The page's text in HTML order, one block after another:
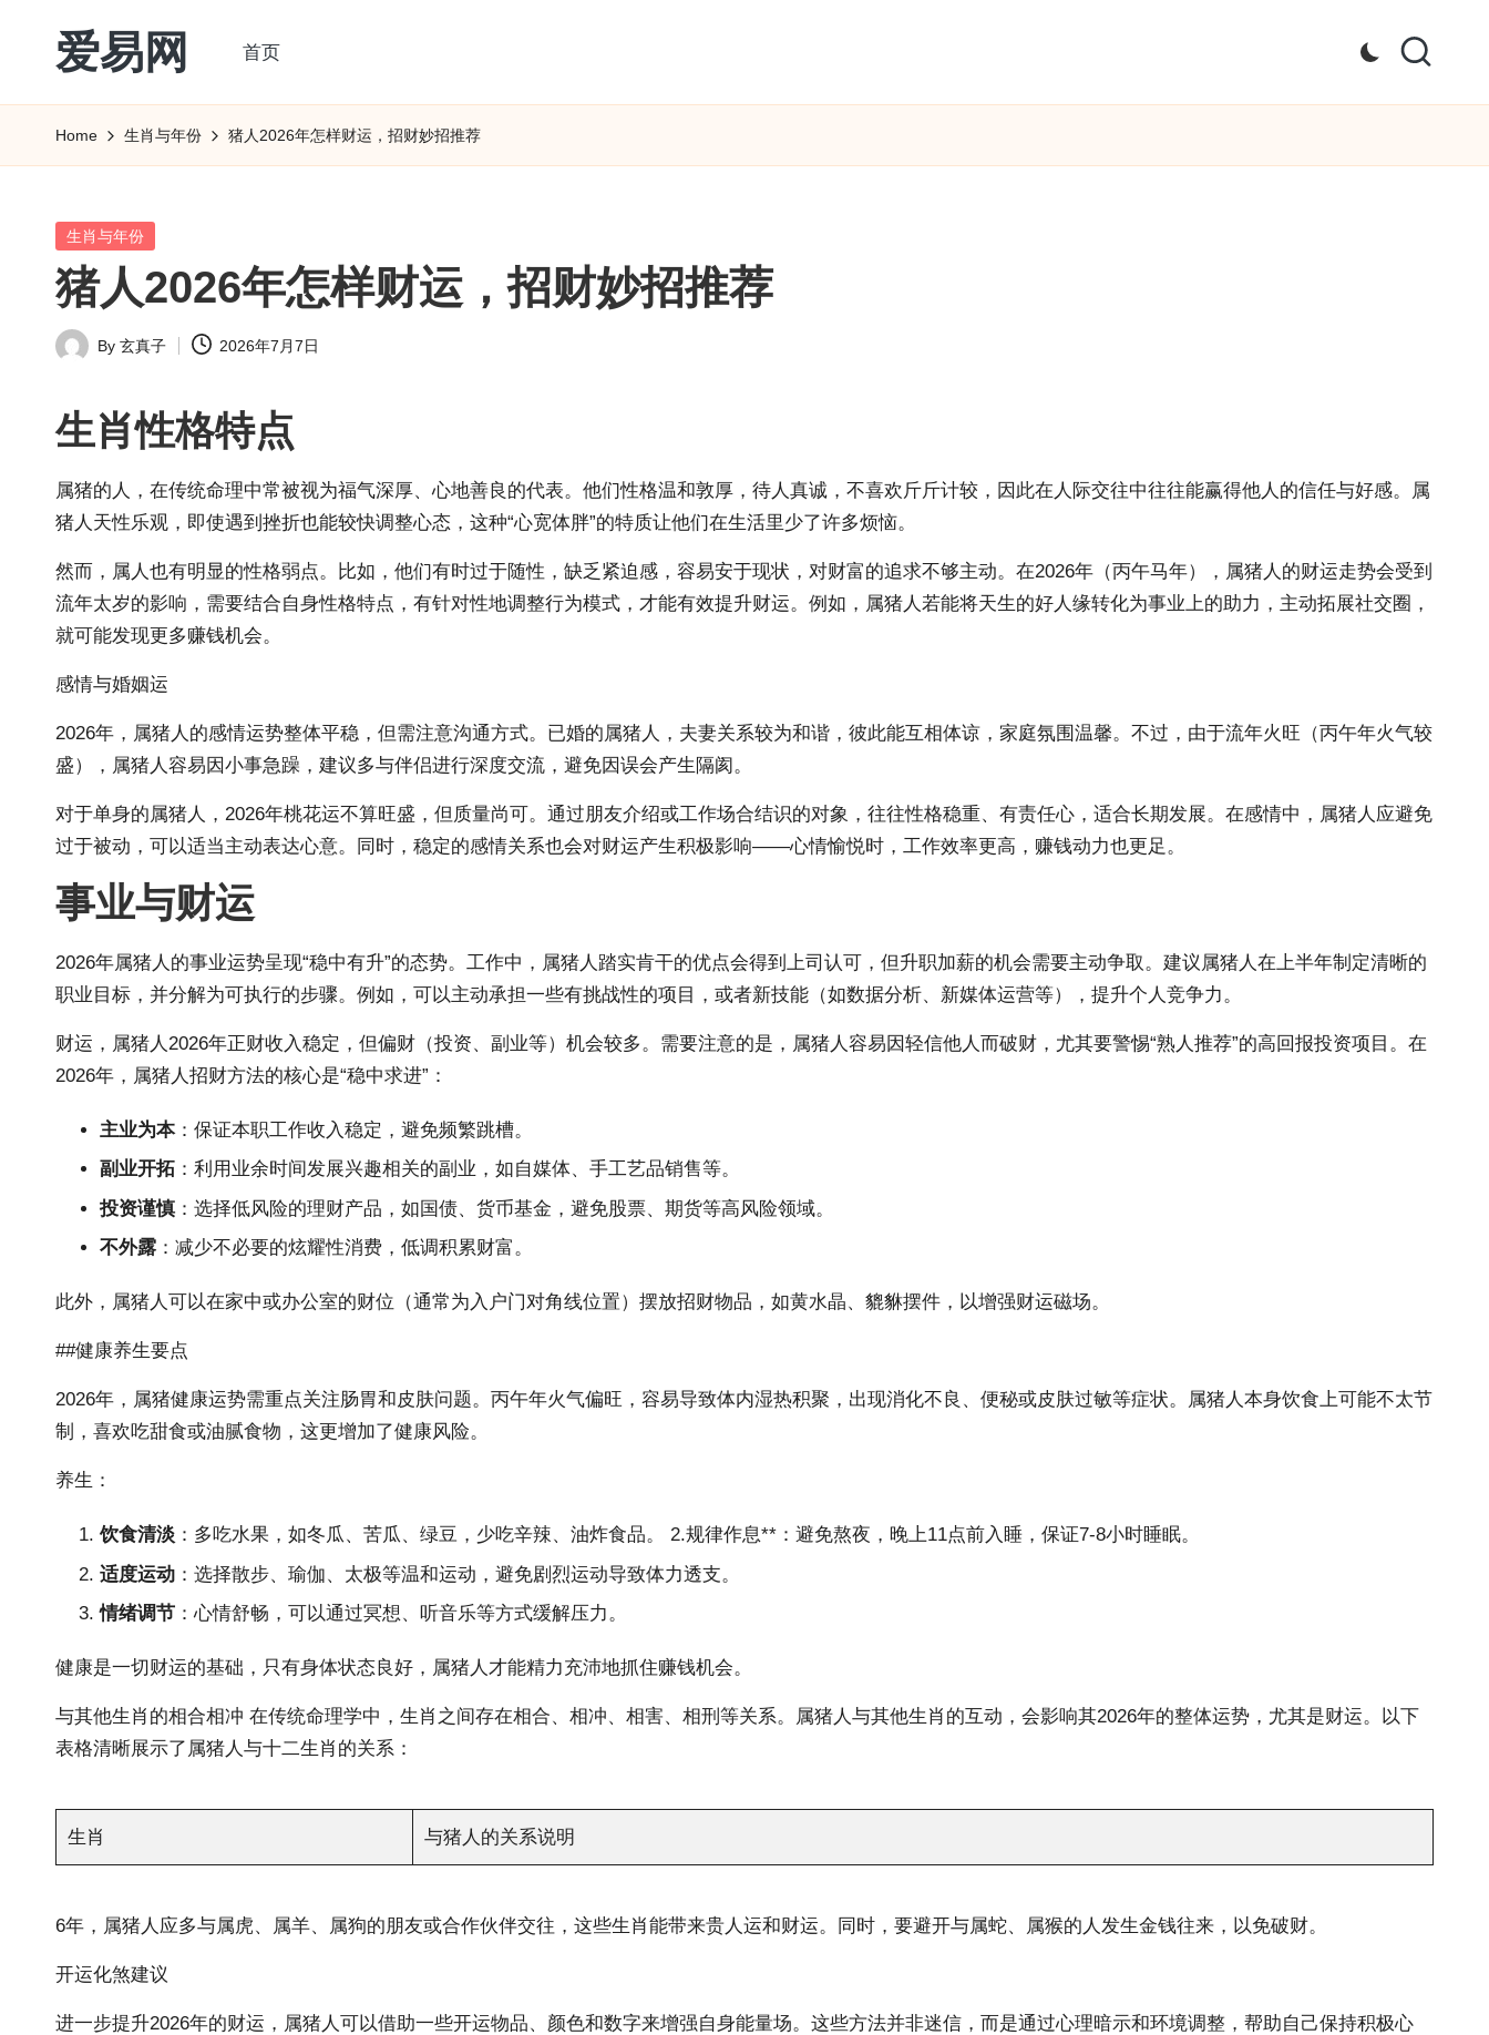
爱易网
历
阳
转
农
历
历
询
_2ebc.com
首页
Home 生肖与年份 猪人2026年怎样财运，招财妙招推荐
Posted
生肖与年份
猪人2026年怎样财运，招财妙招推荐
Posted
By 玄真子 2026年7月7日
生肖性格特点
属猪的人，在传统命理中常被视为福气深厚、心地善良的代表。他们性格温和敦厚，待人真诚，不喜欢斤斤计较，因此在人际交往中往往能赢得他人的信任与好感。属
猪人天性乐观，即使遇到挫折也能较快调整心态，这种“心宽体胖”的特质让他们在生活里少了许多烦恼。
然而，属人也有明显的性格弱点。比如，他们有时过于随性，缺乏紧迫感，容易安于现状，对财富的追求不够主动。在2026年（丙午马年），属猪人的财运走势会受到
流年太岁的影响，需要结合自身性格特点，有针对性地调整行为模式，才能有效提升财运。例如，属猪人若能将天生的好人缘转化为事业上的助力，主动拓展社交圈，
就可能发现更多赚钱机会。
感情与婚姻运
2026年，属猪人的感情运势整体平稳，但需注意沟通方式。已婚的属猪人，夫妻关系较为和谐，彼此能互相体谅，家庭氛围温馨。不过，由于流年火旺（丙午年火气较
盛），属猪人容易因小事急躁，建议多与伴侣进行深度交流，避免因误会产生隔阂。
对于单身的属猪人，2026年桃花运不算旺盛，但质量尚可。通过朋友介绍或工作场合结识的对象，往往性格稳重、有责任心，适合长期发展。在感情中，属猪人应避免
过于被动，可以适当主动表达心意。同时，稳定的感情关系也会对财运产生积极影响——心情愉悦时，工作效率更高，赚钱动力也更足。
事业与财运
2026年属猪人的事业运势呈现“稳中有升”的态势。工作中，属猪人踏实肯干的优点会得到上司认可，但升职加薪的机会需要主动争取。建议属猪人在上半年制定清晰的
职业目标，并分解为可执行的步骤。例如，可以主动承担一些有挑战性的项目，或者新技能（如数据分析、新媒体运营等），提升个人竞争力。
财运，属猪人2026年正财收入稳定，但偏财（投资、副业等）机会较多。需要注意的是，属猪人容易因轻信他人而破财，尤其要警惕“熟人推荐”的高回报投资项目。在
2026年，属猪人招财方法的核心是“稳中求进”：
主业为本：保证本职工作收入稳定，避免频繁跳槽。
副业开拓 ：利用业余时间发展兴趣相关的副业，如自媒体、手工艺品销售等。
投资谨慎：选择低风险的理财产品，如国债、货币基金，避免股票、期货等高风险领域。
不外露 ：减少不必要的炫耀性消费，低调积累财富。
此外，属猪人可以在家中或办公室的财位（通常为入户门对角线位置）摆放招财物品，如黄水晶、貔貅摆件，以增强财运磁场。
##健康养生要点
2026年，属猪健康运势需重点关注肠胃和皮肤问题。丙午年火气偏旺，容易导致体内湿热积聚，出现消化不良、便秘或皮肤过敏等症状。属猪人本身饮食上可能不太节
制，喜欢吃甜食或油腻食物，这更增加了健康风险。
养生：
饮食清淡 ：多吃水果，如冬瓜、苦瓜、绿豆，少吃辛辣、油炸食品。 2.规律作息**：避免熬夜，晚上11点前入睡，保证7-8小时睡眠。
适度运动 ：选择散步、瑜伽、太极等温和运动，避免剧烈运动导致体力透支。
情绪调节 ：心情舒畅，可以通过冥想、听音乐等方式缓解压力。
健康是一切财运的基础，只有身体状态良好，属猪人才能精力充沛地抓住赚钱机会。
与其他生肖的相合相冲 在传统命理学中，生肖之间存在相合、相冲、相害、相刑等关系。属猪人与其他生肖的互动，会影响其2026年的整体运势，尤其是财运。以下
表格清晰展示了属猪人与十二生肖的关系：
生肖 与猪人的关系说明
6年，属猪人应多与属虎、属羊、属狗的朋友或合作伙伴交往，这些生肖能带来贵人运和财运。同时，要避开与属蛇、属猴的人发生金钱往来，以免破财。
开运化煞建议
进一步提升2026年的财运，属猪人可以借助一些开运物品、颜色和数字来增强自身能量场。这些方法并非迷信，而是通过心理暗示和环境调整，帮助自己保持积极心